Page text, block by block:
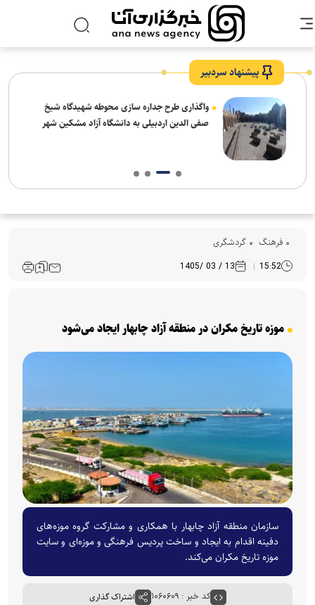
پیشنهاد سردبیر
واگذاری طرح جداره سازی محوطه شهیدگاه شیخ
صفی الدین اردبیلی به دانشگاه آزاد مشکین شهر
فرهنگ‌ گردشگری
15:52
13 / 03 /1405
موزه تاریخ مکران در منطقه آزاد چابهار ایجاد می‌شود
سازمان منطقه آزاد چابهار با همکاری و مشارکت گروه موزه‌های
دفینه اقدام به ایجاد و ساخت پردیس فرهنگی و موزه‌ای و سایت
موزه تاریخ مکران می‌کند.
کد خبر : ۱۰۶۰۶۰۹ اشتراک گذاری